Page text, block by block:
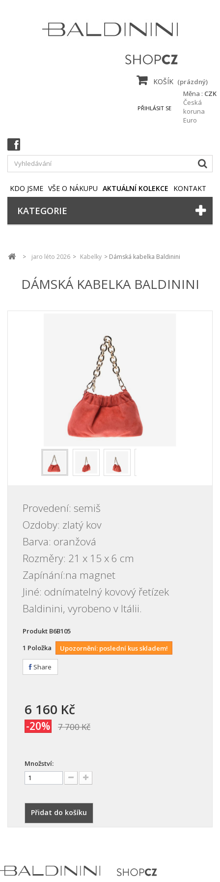
KOŠÍK (prázdný)
PŘIHLÁSIT SE
Měna : CZK
Česká
koruna
Euro
KDO JSME VŠE O NÁKUPU AKTUÁLNÍ KOLEKCE KONTAKT
KATEGORIE
> jaro léto 2026 > Kabelky > Dámská kabelka Baldinini
DÁMSKÁ KABELKA BALDININI
Provedení: semiš
Ozdoby: zlatý kov
Barva: oranžová
Rozměry: 21 x 15 x 6 cm
Zapínání:na magnet
Jiné: odnímatelný kovový řetízek
Baldinini, vyrobeno v Itálii.
Produkt B6B105
1 Položka Upozornění: poslední kus skladem!
Share
6 160 Kč
-20% 7 700 Kč
Množství:
Přidat do košíku